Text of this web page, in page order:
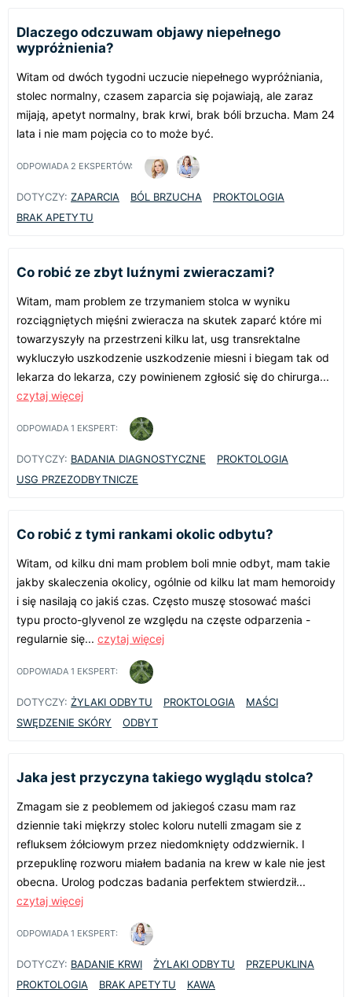
Dlaczego odczuwam objawy niepełnego
wypróżnienia?
Witam od dwóch tygodni uczucie niepełnego wypróżniania,
stolec normalny, czasem zaparcia się pojawiają, ale zaraz
mijają, apetyt normalny, brak krwi, brak bóli brzucha. Mam 24
lata i nie mam pojęcia co to może być.
ODPOWIADA 2 EKSPERTÓW:
DOTYCZY: ZAPARCIA BÓL BRZUCHA
PROKTOLOGIA
BRAK APETYTU
Co robić ze zbyt luźnymi zwieraczami?
Witam, mam problem ze trzymaniem stolca w wyniku
rozciągniętych mięśni zwieracza na skutek zaparć które mi
towarzyszyły na przestrzeni kilku lat, usg transrektalne
wykluczyło uszkodzenie uszkodzenie miesni i biegam tak od
lekarza do lekarza, czy powinienem zgłosić się do chirurga...
czytaj więcej
ODPOWIADA 1 EKSPERT:
DOTYCZY: BADANIA DIAGNOSTYCZNE
PROKTOLOGIA
USG PRZEZODBYTNICZE
Co robić z tymi rankami okolic odbytu?
Witam, od kilku dni mam problem boli mnie odbyt, mam takie
jakby skaleczenia okolicy, ogólnie od kilku lat mam hemoroidy
i się nasilają co jakiś czas. Często muszę stosować maści
typu procto-glyvenol ze względu na częste odparzenia -
regularnie się... czytaj więcej
ODPOWIADA 1 EKSPERT:
DOTYCZY: ŻYLAKI ODBYTU PROKTOLOGIA
MAŚCI
SWĘDZENIE SKÓRY
ODBYT
Jaka jest przyczyna takiego wyglądu stolca?
Zmagam sie z peoblemem od jakiegoś czasu mam raz
dziennie taki miękrzy stolec koloru nutelli zmagam sie z
refluksem żółciowym przez niedomknięty oddzwiernik. I
przepuklinę rozworu miałem badania na krew w kale nie jest
obecna. Urolog podczas badania perfektem stwierdził...
czytaj więcej
ODPOWIADA 1 EKSPERT:
DOTYCZY: BADANIE KRWI ŻYLAKI ODBYTU
PRZEPUKLINA
PROKTOLOGIA
BRAK APETYTU KAWA